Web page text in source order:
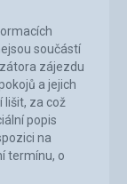
součástí
zájezdu
a jejich
lišit, za což
popis
na
termínu, o